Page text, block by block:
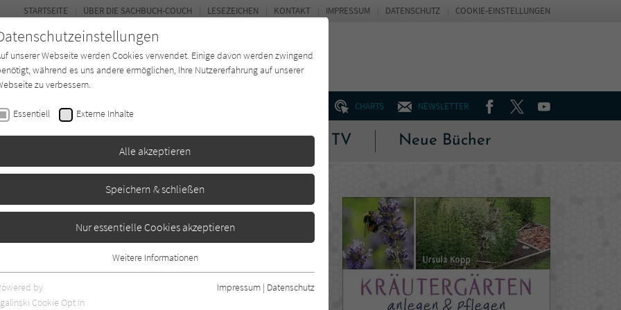
CHARTS NEWSLETTER FACEBOOKTWITTERYOUTUBE
Verlage Magazin Kino & TV Neue Bücher
STARTSEITE ÜBER DIE SACHBUCH-COUCH LESEZEICHEN KONTAKT IMPRESSUM DATENSCHUTZ COOKIE-EINSTELLUNGEN
und pflegen
unserer Webseite werden Cookies verwendet. Einige davon werden zwingend
während es uns andere ermöglichen, Ihre Nutzererfahrung auf unserer
zu verbessern.
Essentiell Externe Inhalte
Alle akzeptieren
Speichern & schließen
Nur essentielle Cookies akzeptieren
Essentielle Cookies werden für grundlegende Funktionen der Webseite
benötigt. Dadurch ist gewährleistet, dass die Webseite einwandfrei
Weitere Informationen
by
Cookie Opt In
Impressum | Datenschutz